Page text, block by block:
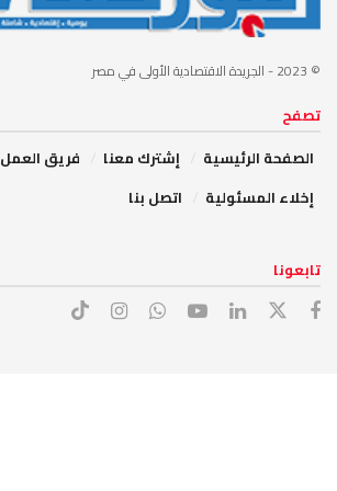
© 2023 - الجريدة الاقتصادية الأولى في مصر
تصفح
الصفحة الرئيسية
إشترك معنا
فريق العمل
إخلاء المسئولية
اتصل بنا
تابعونا